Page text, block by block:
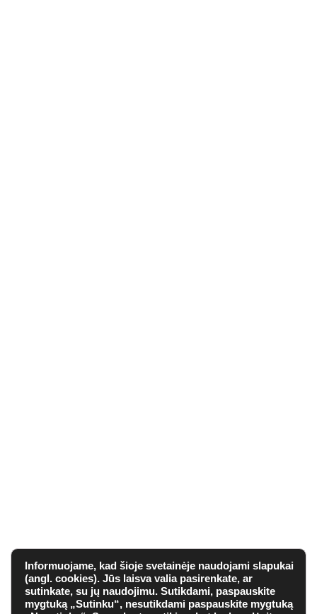
Informuojame, kad šioje svetainėje naudojami slapukai
(angl. cookies). Jūs laisva valia pasirenkate, ar
sutinkate, su jų naudojimu. Sutikdami, paspauskite
mygtuką „Sutinku“, nesutikdami paspauskite mygtuką